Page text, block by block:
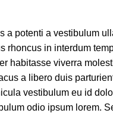
a potenti a vestibulum
rhoncus in interdum
habitasse viverra
a libero duis
vestibulum eu id
odio ipsum lorem.